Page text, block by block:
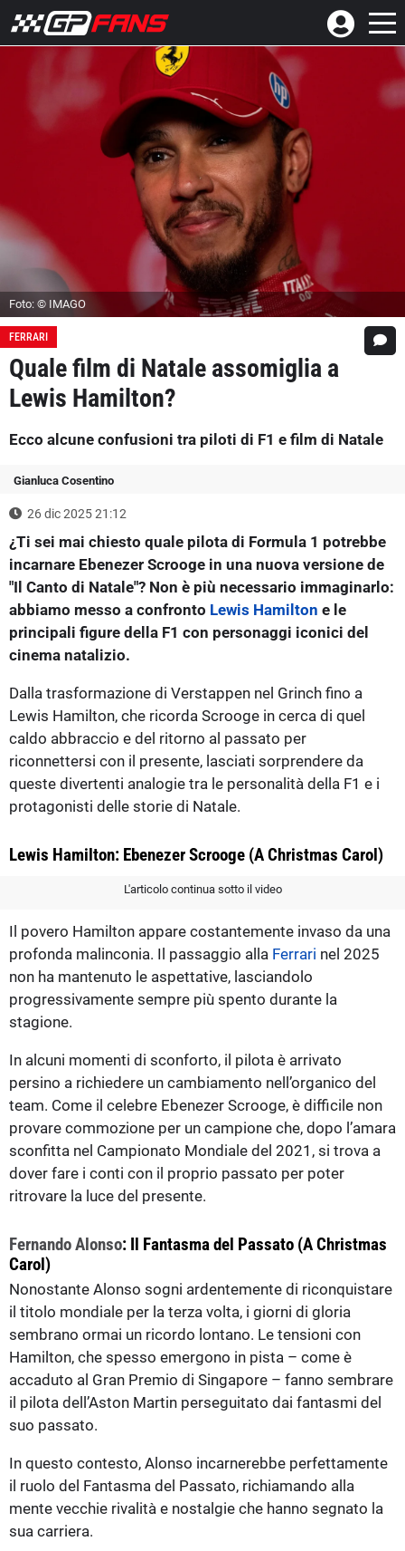
Foto: © IMAGO
FERRARI
Quale film di Natale assomiglia a
Lewis Hamilton?
Ecco alcune confusioni tra piloti di F1 e film di Natale
Gianluca Cosentino
26 dic 2025 21:12
¿Ti sei mai chiesto quale pilota di Formula 1 potrebbe
incarnare Ebenezer Scrooge in una nuova versione de
"Il Canto di Natale"? Non è più necessario immaginarlo:
abbiamo messo a confronto Lewis Hamilton e le
principali figure della F1 con personaggi iconici del
cinema natalizio.
Dalla trasformazione di Verstappen nel Grinch fino a
Lewis Hamilton, che ricorda Scrooge in cerca di quel
caldo abbraccio e del ritorno al passato per
riconnettersi con il presente, lasciati sorprendere da
queste divertenti analogie tra le personalità della F1 e i
protagonisti delle storie di Natale.
Lewis Hamilton: Ebenezer Scrooge (A Christmas Carol)
L'articolo continua sotto il video
Il povero Hamilton appare costantemente invaso da una
profonda malinconia. Il passaggio alla Ferrari nel 2025
non ha mantenuto le aspettative, lasciandolo
progressivamente sempre più spento durante la
stagione.
In alcuni momenti di sconforto, il pilota è arrivato
persino a richiedere un cambiamento nell’organico del
team. Come il celebre Ebenezer Scrooge, è difficile non
provare commozione per un campione che, dopo l’amara
sconfitta nel Campionato Mondiale del 2021, si trova a
dover fare i conti con il proprio passato per poter
ritrovare la luce del presente.
Fernando Alonso: Il Fantasma del Passato (A Christmas
Carol)
Nonostante Alonso sogni ardentemente di riconquistare
il titolo mondiale per la terza volta, i giorni di gloria
sembrano ormai un ricordo lontano. Le tensioni con
Hamilton, che spesso emergono in pista – come è
accaduto al Gran Premio di Singapore – fanno sembrare
il pilota dell’Aston Martin perseguitato dai fantasmi del
suo passato.
In questo contesto, Alonso incarnerebbe perfettamente
il ruolo del Fantasma del Passato, richiamando alla
mente vecchie rivalità e nostalgie che hanno segnato la
sua carriera.